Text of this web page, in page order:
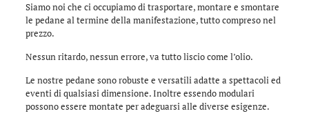
Siamo noi che ci occupiamo di trasportare, montare e smontare
le pedane al termine della manifestazione, tutto compreso nel
prezzo.
Nessun ritardo, nessun errore, va tutto liscio come l’olio.
Le nostre pedane sono robuste e versatili adatte a spettacoli ed
eventi di qualsiasi dimensione. Inoltre essendo modulari
possono essere montate per adeguarsi alle diverse esigenze.